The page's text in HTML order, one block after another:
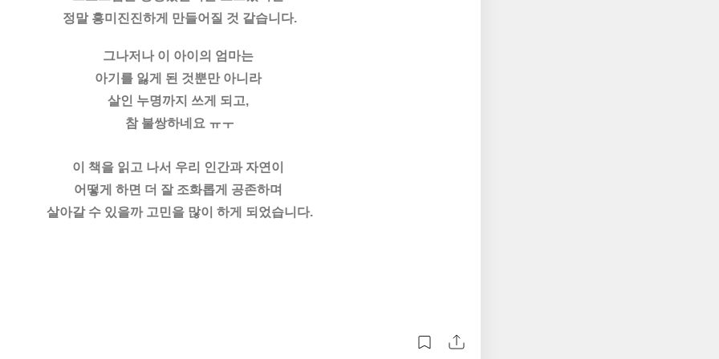
정말 흥미진진하게 만들어질 것 같습니다.
그나저나 이 아이의 엄마는
아기를 잃게 된 것뿐만 아니라
살인 누명까지 쓰게 되고,
참 불쌍하네요 ㅠㅜ
이 책을 읽고 나서 우리 인간과 자연이
어떻게 하면 더 잘 조화롭게 공존하며
살아갈 수 있을까 고민을 많이 하게 되었습니다.